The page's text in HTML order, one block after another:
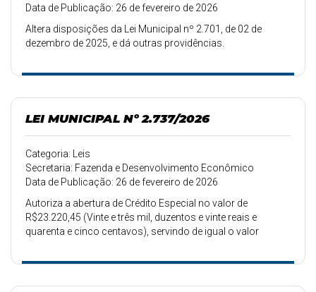
Data de Publicação: 26 de fevereiro de 2026
Altera disposições da Lei Municipal nº 2.701, de 02 de
dezembro de 2025, e dá outras providências.
LEI MUNICIPAL Nº 2.737/2026
Categoria: Leis
Secretaria: Fazenda e Desenvolvimento Econômico
Data de Publicação: 26 de fevereiro de 2026
Autoriza a abertura de Crédito Especial no valor de
R$23.220,45 (Vinte e três mil, duzentos e vinte reais e
quarenta e cinco centavos), servindo de igual o valor